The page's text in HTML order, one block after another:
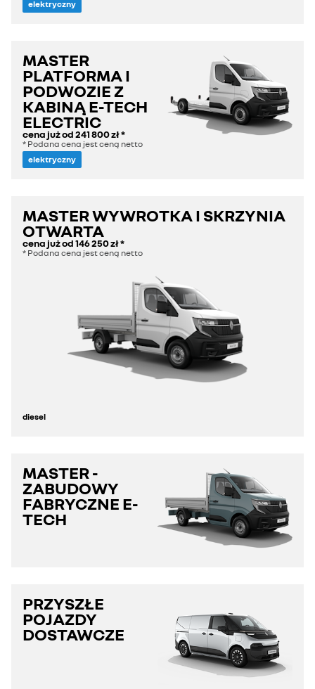
elektryczny
MASTER
PLATFORMA I
PODWOZIE Z
KABINĄ E-TECH
ELECTRIC
cena już od241 800 zł*
* Podana cena jest ceną netto
elektryczny
MASTER WYWROTKA I SKRZYNIA
OTWARTA
cena już od146 250 zł*
* Podana cena jest ceną netto
diesel
MASTER -
ZABUDOWY
FABRYCZNE E-
TECH
PRZYSZŁE
POJAZDY
DOSTAWCZE